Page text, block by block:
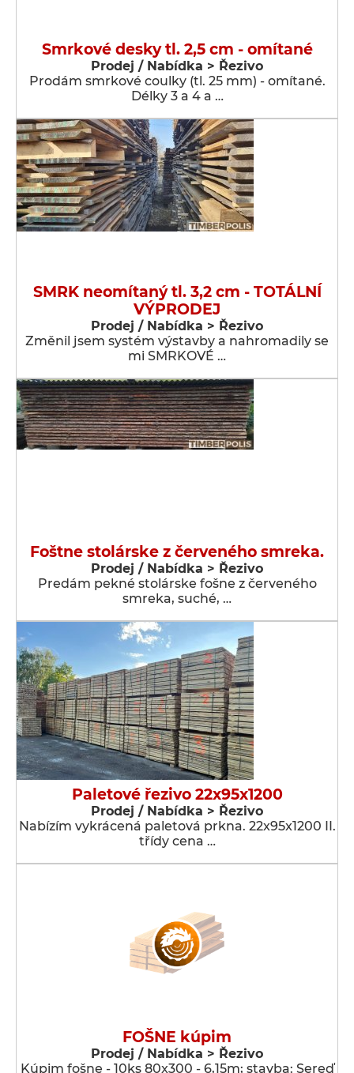
Smrkové desky tl. 2,5 cm - omítané
Prodej / Nabídka > Řezivo
Prodám smrkové coulky (tl. 25 mm) - omítané.
Délky 3 a 4 a …
SMRK neomítaný tl. 3,2 cm - TOTÁLNÍ
VÝPRODEJ
Prodej / Nabídka > Řezivo
Změnil jsem systém výstavby a nahromadily se
mi SMRKOVÉ …
Foštne stolárske z červeného smreka.
Prodej / Nabídka > Řezivo
Predám pekné stolárske fošne z červeného
smreka, suché, …
Paletové řezivo 22x95x1200
Prodej / Nabídka > Řezivo
Nabízím vykrácená paletová prkna. 22x95x1200 II.
třídy cena …
FOŠNE kúpim
Prodej / Nabídka > Řezivo
Kúpim fošne - 10ks 80x300 - 6,15m; stavba: Sereď